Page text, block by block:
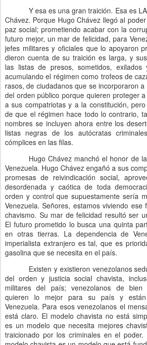
Y esa es una gran traición. Esa es
Chávez. Porque Hugo Chávez llegó al
paz social; prometiendo acabar con la
futuro mejor, un mar de felicidad, para
jefes militares y oficiales que lo apoyaron
dieron cuenta de su traición es larga, y
las listas de presos, sometidos,
acumulando el régimen como trofeos de
rasos, de ciudadanos que se incorporaron
del orden público porque quieren proteger
a sus compatriotas y a la constitución,
de que el régimen hace todo lo contrario,
nombres se incluyen ahora entre los
listas negras de los autócratas
cómplices en las filas.
Hugo Chávez manchó el honor de
Venezuela. Hugo Chávez engañó a sus
promesas de reivindicación social,
desordenada y caótica de toda
orden y control que supuestamente sería
Venezuela. Señores, estamos viviendo
chavismo. Su mar de felicidad resultó ser
El futuro prometido lo busca una quinta
en otras tierras. La dependencia de
imperialista extranjero es tal, que es
gasolina que se necesita en el país.
Existen y existieron venezolanos
del orden y justicia social chavista,
militares del país; venezolanos de bien
quieren lo mejor para su país y están
Venezuela. Para esos venezolanos el
está claro. El modelo chavista no está
es un modelo que necesita mejores
traicionado por los criminales en el